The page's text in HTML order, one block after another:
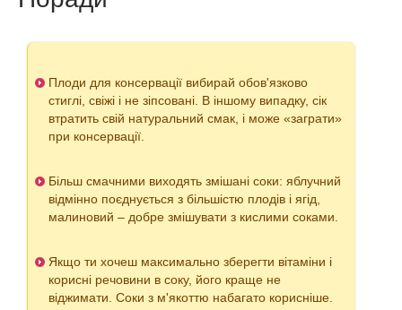
Плоди для консервації вибирай обов'язково
стиглі, свіжі і не зіпсовані. В іншому випадку, сік
втратить свій натуральний смак, і може «заграти»
при консервації.
Більш смачними виходять змішані соки: яблучний
відмінно поєднується з більшістю плодів і ягід,
малиновий – добре змішувати з кислими соками.
Якщо ти хочеш максимально зберегти вітаміни і
корисні речовини в соку, його краще не
віджимати. Соки з м'якоттю набагато корисніше.